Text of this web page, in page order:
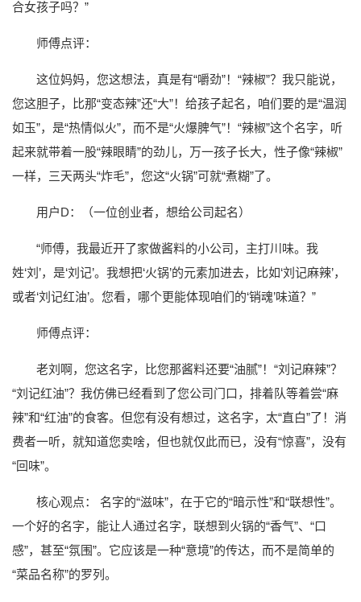
合女孩子吗？”
师傅点评：
这位妈妈，您这想法，真是有“嚼劲”！“辣椒”？我只能说，
您这胆子，比那“变态辣”还“大”！给孩子起名，咱们要的是“温润
如玉”，是“热情似火”，而不是“火爆脾气”！“辣椒”这个名字，听
起来就带着一股“辣眼睛”的劲儿，万一孩子长大，性子像“辣椒”
一样，三天两头“炸毛”，您这“火锅”可就“煮糊”了。
用户D：（一位创业者，想给公司起名）
“师傅，我最近开了家做酱料的小公司，主打川味。我
姓‘刘’，是‘刘记’。我想把‘火锅’的元素加进去，比如‘刘记麻辣’，
或者‘刘记红油’。您看，哪个更能体现咱们的‘销魂’味道？”
师傅点评：
老刘啊，您这名字，比您那酱料还要“油腻”！“刘记麻辣”？
“刘记红油”？我仿佛已经看到了您公司门口，排着队等着尝“麻
辣”和“红油”的食客。但您有没有想过，这名字，太“直白”了！消
费者一听，就知道您卖啥，但也就仅此而已，没有“惊喜”，没有
“回味”。
核心观点： 名字的“滋味”，在于它的“暗示性”和“联想性”。
一个好的名字，能让人通过名字，联想到火锅的“香气”、“口
感”，甚至“氛围”。它应该是一种“意境”的传达，而不是简单的
“菜品名称”的罗列。